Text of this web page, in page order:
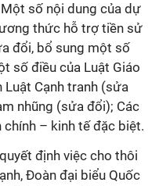
số nội dung của dự
thức hỗ trợ tiền sử
đổi, bổ sung một số
số điều của Luật Giáo
Luật Cạnh tranh (sửa
nhũng (sửa đổi); Các
chính – kinh tế đặc biệt.
định việc cho thôi
Đoàn đại biểu Quốc